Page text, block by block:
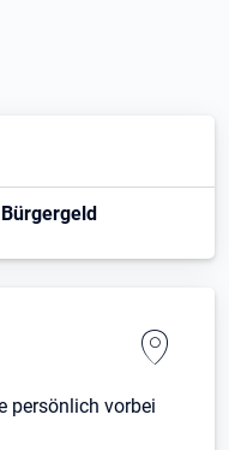
persönlich vorbei